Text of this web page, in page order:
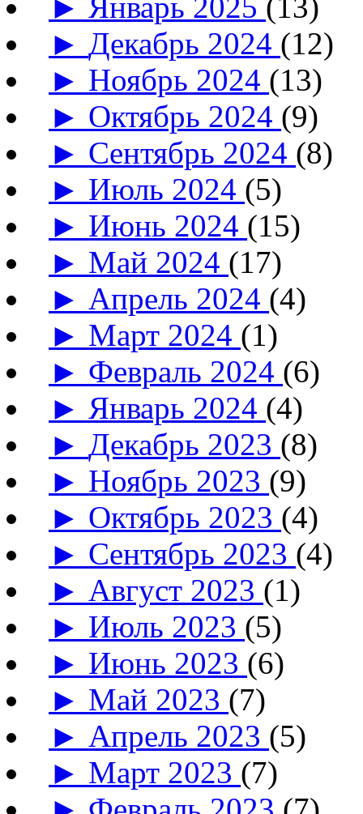
► Январь 2025 (13)
►Декабрь 2024 (12)
► Ноябрь 2024 (13)
► Октябрь 2024 (9)
► Сентябрь 2024 (8)
► Июль 2024 (5)
► Июнь 2024 (15)
► Май 2024 (17)
► Апрель 2024 (4)
► Март 2024 (1)
► Февраль 2024 (6)
► Январь 2024 (4)
►Декабрь 2023 (8)
► Ноябрь 2023 (9)
► Октябрь 2023 (4)
► Сентябрь 2023 (4)
► Август 2023 (1)
► Июль 2023 (5)
► Июнь 2023 (6)
► Май 2023 (7)
► Апрель 2023 (5)
► Март 2023 (7)